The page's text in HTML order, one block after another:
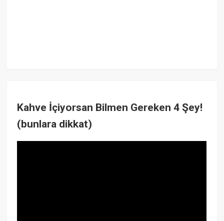
Kahve İçiyorsan Bilmen Gereken 4 Şey!
(bunlara dikkat)